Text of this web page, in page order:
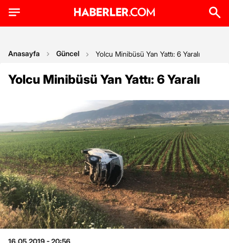
Anasayfa Güncel Yolcu Minibüsü Yan Yattı: 6 Yaralı
Yolcu Minibüsü Yan Yattı: 6 Yaralı
16.05.2019 - 20:56